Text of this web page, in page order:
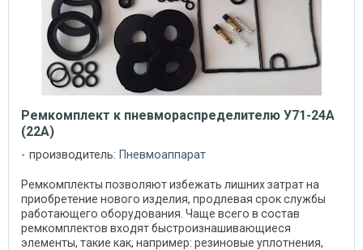
Ремкомплект к пневмораспределителю У71-24А
(22А)
производитель: Пневмоаппарат
Ремкомплекты позволяют избежать лишних затрат на
приобретение нового изделия, продлевая срок службы
работающего оборудования. Чаще всего в состав
ремкомплектов входят быстроизнашивающиеся
элементы, такие как, например: резиновые уплотнения,